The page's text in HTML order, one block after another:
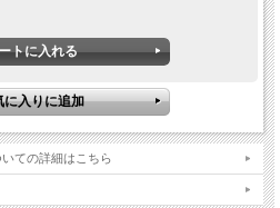
ての詳細はこちら